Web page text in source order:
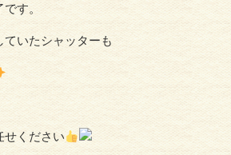
す。
いたシャッターも
せください